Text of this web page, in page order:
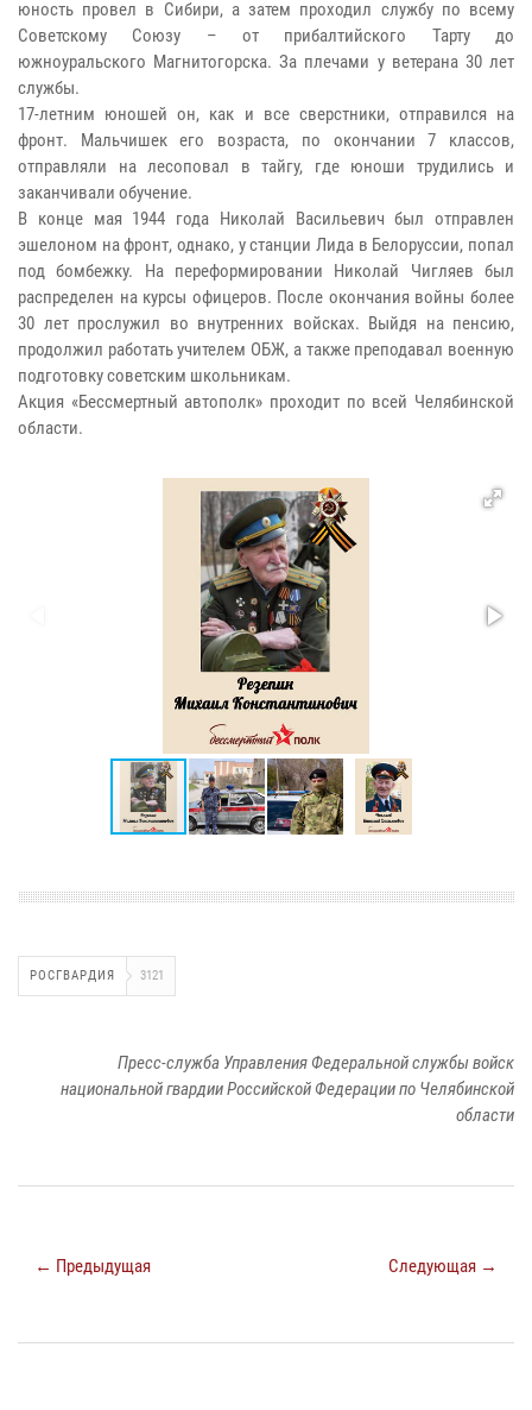
юность провел в Сибири, а затем проходил службу по всему
Советскому Союзу – от прибалтийского Тарту до
южноуральского Магнитогорска. За плечами у ветерана 30 лет
службы.
17-летним юношей он, как и все сверстники, отправился на
фронт. Мальчишек его возраста, по окончании 7 классов,
отправляли на лесоповал в тайгу, где юноши трудились и
заканчивали обучение.
В конце мая 1944 года Николай Васильевич был отправлен
эшелоном на фронт, однако, у станции Лида в Белоруссии, попал
под бомбежку. На переформировании Николай Чигляев был
распределен на курсы офицеров. После окончания войны более
30 лет прослужил во внутренних войсках. Выйдя на пенсию,
продолжил работать учителем ОБЖ, а также преподавал военную
подготовку советским школьникам.
Акция «Бессмертный автополк» проходит по всей Челябинской
области.
РОСГВАРДИЯ 3121
Пресс-служба Управления Федеральной службы войск
национальной гвардии Российской Федерации по Челябинской
области
← Предыдущая Следующая →